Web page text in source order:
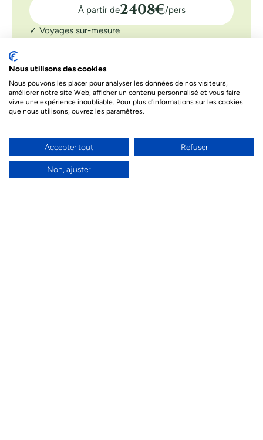
À partir de2408€/pers
✓ Voyages sur-mesure
DEMANDER UN DEVIS
Le prix indiqué ci-dessous est à titre informatif. Les prix
dépendent de différents facteurs. Le prix final de votre séjour
sera celui proposé par nos conseillers
Besoin d’un conseil par téléphone ?
Nos conseillers sont à votre écoute par téléphone
Nous utilisons des cookies
Nous pouvons les placer pour analyser les données de nos visiteurs,
améliorer notre site Web, afficher un contenu personnalisé et vous faire
vivre une expérience inoubliable. Pour plus d'informations sur les cookies
que nous utilisons, ouvrez les paramètres.
Accepter tout Refuser
Non, ajuster